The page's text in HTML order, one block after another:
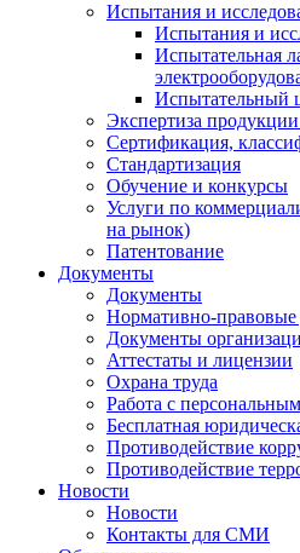
Испытания и
Испытания и
Испытательная
Испытательный
Экспертиза
Сертификация,
Стандартизация
Обучение и конкурсы
Услуги по
на рынок)
Патентование
Документы
Документы
Нормативно-
Документы
Аттестаты и лицензии
Охрана труда
Работа с
Бесплатная
Противодействие
Противодействие
Новости
Новости
Контакты для СМИ